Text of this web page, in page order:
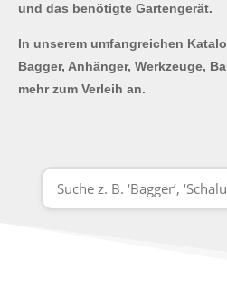
und das benötigte Gartengerät.
In unserem umfangreichen
Bagger, Anhänger, Werkzeuge,
mehr zum Verleih an.